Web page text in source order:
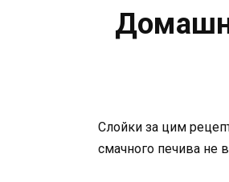
Слойки за цим
смачного печива не